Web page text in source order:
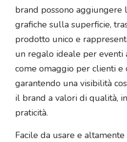
brand possono aggiungere
grafiche sulla superficie,
prodotto unico e
un regalo ideale per eventi
come omaggio per clienti e
garantendo una visibilità
il brand a valori di qualità,
praticità.
Facile da usare e